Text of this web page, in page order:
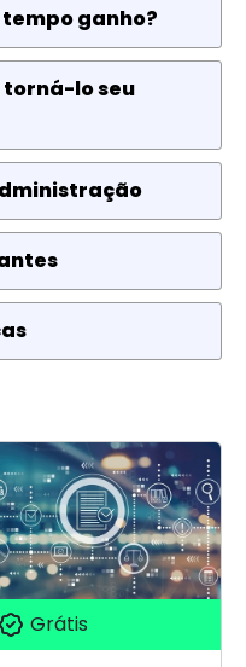
tempo ganho?
torná-lo seu
Grátis